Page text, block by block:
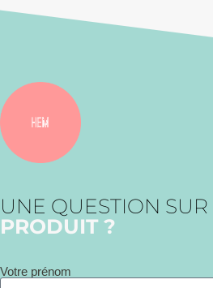
UNE QUESTION SUR
PRODUIT ?
Votre prénom